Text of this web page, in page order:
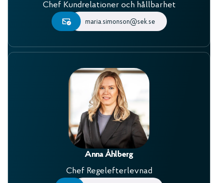
Chef Kundrelationer och hållbarhet
maria.simonson@sek.se
Anna Åhlberg
Chef Regelefterlevnad